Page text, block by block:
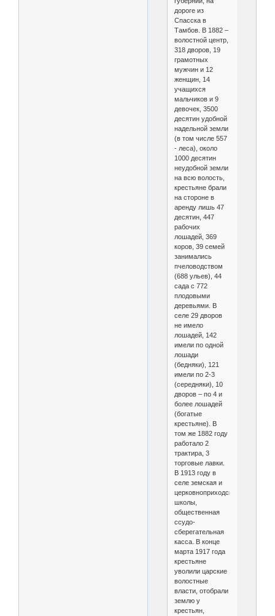
дороге из
Спасска в
Тамбов. В 1882 –
волостной центр,
318 дворов, 19
грамотных
мужчин и 12
женщин, 14
учащихся
мальчиков и 9
девочек, 3500
десятин удобной
надельной земли
(в том числе 557
- леса), около
1000 десятин
неудобной земли
на всю волость,
крестьяне брали
на стороне в
аренду лишь 47
десятин, 447
рабочих
лошадей, 369
коров, 39 семей
занимались
пчеловодством
(688 ульев), 44
сада с 772
плодовыми
деревьями. В
селе 29 дворов
не имело
лошадей, 142
имели по одной
лошади
(бедняки), 121
имели по 2-3
(середняки), 10
дворов – по 4 и
более лошадей
(богатые
крестьяне). В
том же 1882 году
работало 2
трактира, 3
торговые лавки.
В 1913 году в
селе земская и
церковноприходская
школы,
общественная
ссудо-
сберегательная
касса. В конце
марта 1917 года
крестьяне
уволили царские
волостные
власти, отобрали
землю у
крестьян,